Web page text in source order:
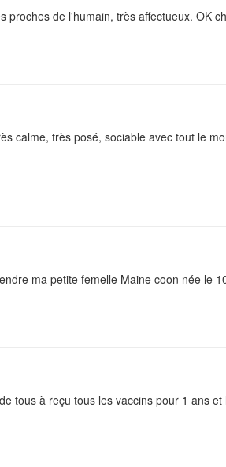
de l'humain, très affectueux. OK
calme, très posé, sociable avec tout le
ma petite femelle Maine coon née le
tous à reçu tous les vaccins pour 1 ans